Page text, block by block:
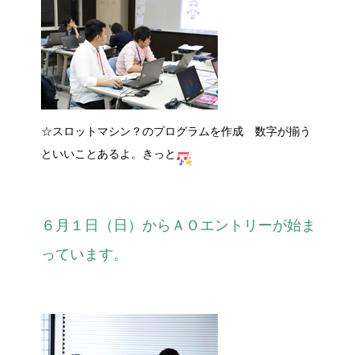
☆スロットマシン？のプログラムを作成 数字が揃う
といいことあるよ。きっと
６月１日（日）からＡＯエントリーが始ま
っています。